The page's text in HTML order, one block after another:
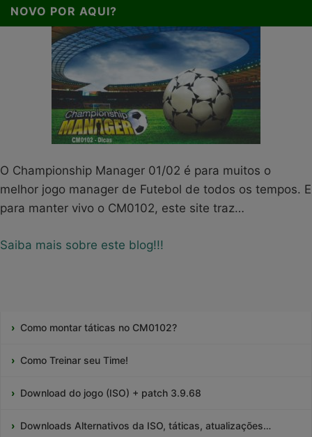
NOVO POR AQUI?
O Championship Manager 01/02 é para muitos o
melhor jogo manager de Futebol de todos os tempos. E
para manter vivo o CM0102, este site traz…
Saiba mais sobre este blog!!!
Como montar táticas no CM0102?
Como Treinar seu Time!
Download do jogo (ISO) + patch 3.9.68
Downloads Alternativos da ISO, táticas, atualizações…